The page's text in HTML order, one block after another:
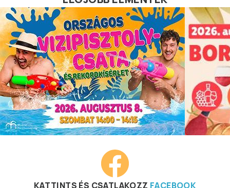
KATTINTS ÉS CSATLAKOZZ FACEBOOK